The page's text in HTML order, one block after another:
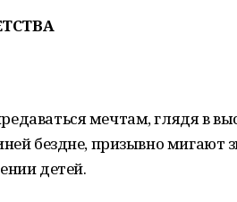
мечтам, глядя в
бездне, призывно мигают
детей.